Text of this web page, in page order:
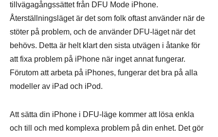
tillvägagångssättet från DFU Mode iPhone.
Återställningsläget är det som folk oftast använder när de
stöter på problem, och de använder DFU-läget när det
behövs. Detta är helt klart den sista utvägen i åtanke för
att fixa problem på iPhone när inget annat fungerar.
Förutom att arbeta på iPhones, fungerar det bra på alla
modeller av iPad och iPod.
Att sätta din iPhone i DFU-läge kommer att lösa enkla
och till och med komplexa problem på din enhet. Det gör